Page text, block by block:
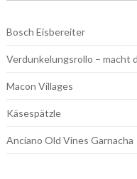
Bosch Eisbereiter
Verdunkelungsrollo – macht
Macon Villages
Käsespätzle
Anciano Old Vines Garnacha